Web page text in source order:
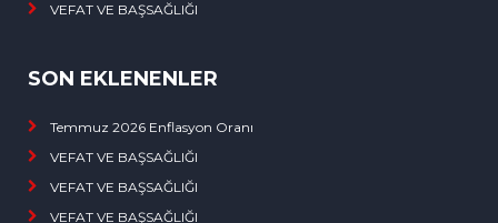
VEFAT VE BAŞSAĞLIĞI
SON EKLENENLER
Temmuz 2026 Enflasyon Oranı
VEFAT VE BAŞSAĞLIĞI
VEFAT VE BAŞSAĞLIĞI
VEFAT VE BAŞSAĞLIĞI